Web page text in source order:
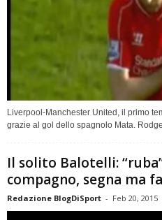
Liverpool-Manchester United, il primo
grazie al gol dello spagnolo Mata.
Il solito Balotelli:
compagno, segna ma
Redazione BlogDiSport - Feb 20, 2015